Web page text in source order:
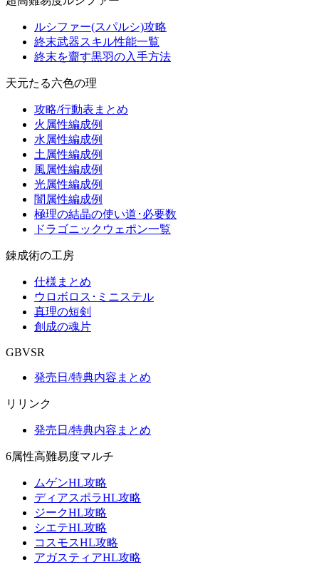
ルシファー(スパルシ)攻略
終末武器スキル性能一覧
終末を齎す黒羽の入手方法
天元たる六色の理
攻略/行動表まとめ
火属性編成例
水属性編成例
土属性編成例
風属性編成例
光属性編成例
闇属性編成例
極理の結晶の使い道･必要数
ドラゴニックウェポン一覧
錬成術の工房
仕様まとめ
ウロボロス･ミニステル
真理の短剣
創成の魂片
GBVSR
発売日/特典内容まとめ
リリンク
発売日/特典内容まとめ
6属性高難易度マルチ
ムゲンHL攻略
ディアスポラHL攻略
ジークHL攻略
シエテHL攻略
コスモスHL攻略
アガスティアHL攻略